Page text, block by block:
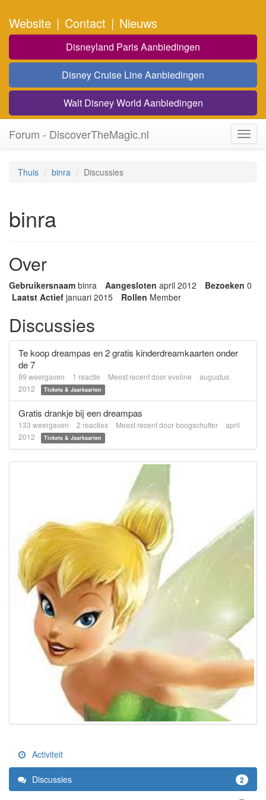
Website | Contact | Nieuws
Disneyland Paris Aanbiedingen
Disney Cruise Line Aanbiedingen
Walt Disney World Aanbiedingen
Forum - DiscoverTheMagic.nl
Thuis binra Discussies
binra
Over
Gebruikersnaam binra Aangesloten april 2012 Bezoeken 0
Laatst Actief januari 2015 Rollen Member
Discussies
Te koop dreampas en 2 gratis kinderdreamkaarten onder
de 7
99 weergaven 1 reactie Meest recent dooreveline
augustus
2012
Tickets & Jaarkaarten
Gratis drankje bij een dreampas
133 weergaven 2 reacties Meest recent doorboogschutter
april
2012
Tickets & Jaarkaarten
Activiteit
Discussies 2